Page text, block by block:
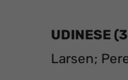
UDINESE
Larsen;